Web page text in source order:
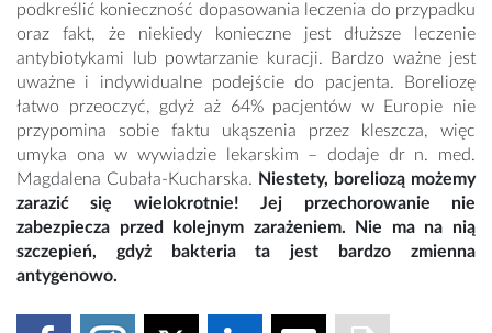
podkreślić konieczność dopasowania leczenia do przypadku
oraz fakt, że niekiedy konieczne jest dłuższe leczenie
antybiotykami lub powtarzanie kuracji. Bardzo ważne jest
uważne i indywidualne podejście do pacjenta. Boreliozę
łatwo przeoczyć, gdyż aż 64% pacjentów w Europie nie
przypomina sobie faktu ukąszenia przez kleszcza, więc
umyka ona w wywiadzie lekarskim – dodaje dr n. med.
Magdalena Cubała-Kucharska.
Niestety, boreliozą możemy
zarazić się wielokrotnie! Jej przechorowanie nie
zabezpiecza przed kolejnym zarażeniem. Nie ma na nią
szczepień, gdyż bakteria ta jest bardzo zmienna
antygenowo.